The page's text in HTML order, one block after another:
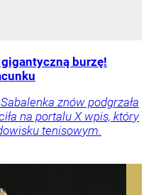
gigantyczną burzę!
znów podgrzała
na portalu X wpis, który
tenisowym.